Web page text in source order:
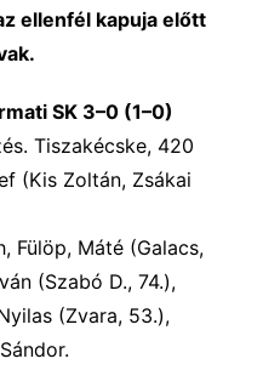
ellenfél kapuja előtt
SK 3–0 (1–0)
Tiszakécske, 420
(Kis Zoltán, Zsákai
Fülöp, Máté (Galacs,
(Szabó D., 74.),
(Zvara, 53.),